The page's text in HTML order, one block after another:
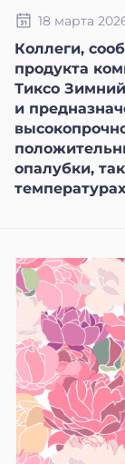
18 марта
Коллеги,
продукта
Тиксо
и
опалубки,